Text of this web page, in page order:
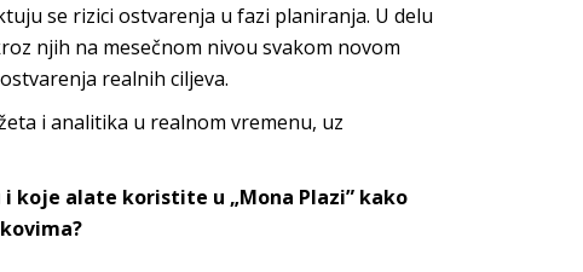
se rizici ostvarenja u fazi planiranja. U delu
njih na mesečnom nivou svakom novom
realnih ciljeva.
i analitika u realnom vremenu, uz
koje alate koristite u „Mona Plazi” kako